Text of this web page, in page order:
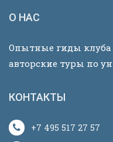
О НАС
Опытные гиды клуба
авторские туры по
КОНТАКТЫ
+7 495 517 27 57